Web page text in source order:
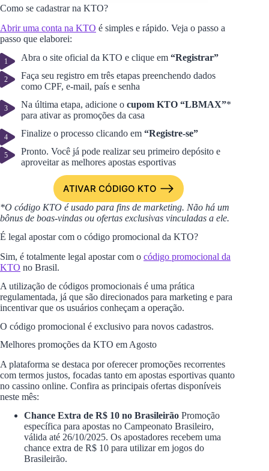
Como se cadastrar na KTO?
Abrir uma conta na KTO é simples e rápido. Veja o passo a
passo que elaborei:
Abra o site oficial da KTO e clique em “Registrar”
Faça seu registro em três etapas preenchendo dados
como CPF, e-mail, país e senha
Na última etapa, adicione o cupom KTO “LBMAX”*
para ativar as promoções da casa
Finalize o processo clicando em “Registre-se”
Pronto. Você já pode realizar seu primeiro depósito e
aproveitar as melhores apostas esportivas
ATIVAR CÓDIGO KTO
*O código KTO é usado para fins de marketing. Não há um
bônus de boas-vindas ou ofertas exclusivas vinculadas a ele.
É legal apostar com o código promocional da KTO?
Sim, é totalmente legal apostar com o código promocional da
KTO no Brasil.
A utilização de códigos promocionais é uma prática
regulamentada, já que são direcionados para marketing e para
incentivar que os usuários conheçam a operação.
O código promocional é exclusivo para novos cadastros.
Melhores promoções da KTO em Agosto
A plataforma se destaca por oferecer promoções recorrentes
com termos justos, focadas tanto em apostas esportivas quanto
no cassino online. Confira as principais ofertas disponíveis
neste mês:
Chance Extra de R$ 10 no Brasileirão Promoção
específica para apostas no Campeonato Brasileiro,
válida até 26/10/2025. Os apostadores recebem uma
chance extra de R$ 10 para utilizar em jogos do
Brasileirão.